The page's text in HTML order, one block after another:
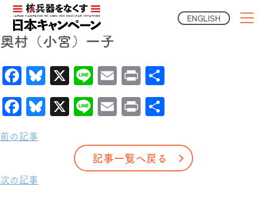
ENGLISH
2024年02月29日
奥村（小宮）一子
Facebook
Bluesky
X LineEmailPrint
Facebook
Bluesky
X LineEmailPrint
前の記事
記事一覧へ戻る
次の記事